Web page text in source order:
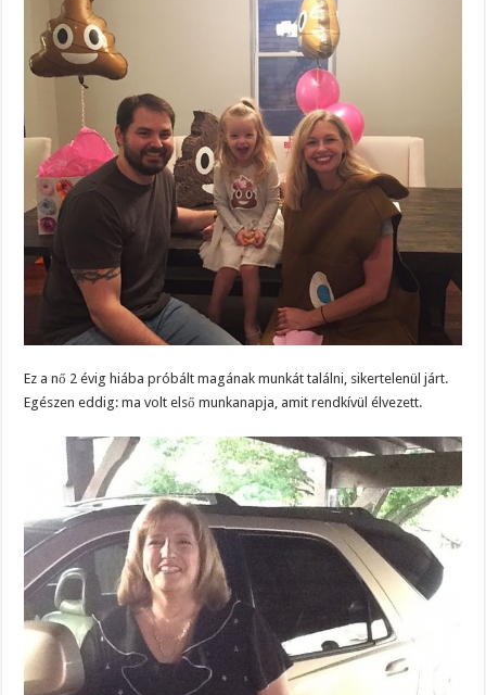
Ez a nő 2 évig hiába próbált magának munkát találni, sikertelenül járt.
Egészen eddig: ma volt első munkanapja, amit rendkívül élvezett.